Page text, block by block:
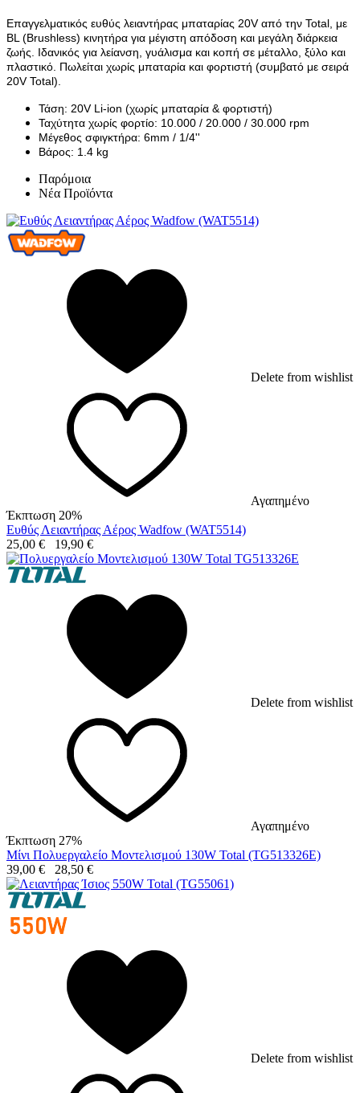
Επαγγελματικός ευθύς λειαντήρας μπαταρίας 20V από την Total, με
BL (Brushless) κινητήρα για μέγιστη απόδοση και μεγάλη διάρκεια
ζωής. Ιδανικός για λείανση, γυάλισμα και κοπή σε μέταλλο, ξύλο και
πλαστικό. Πωλείται χωρίς μπαταρία και φορτιστή (συμβατό με σειρά
20V Total).
Τάση: 20V Li-ion (χωρίς μπαταρία & φορτιστή)
Ταχύτητα χωρίς φορτίο: 10.000 / 20.000 / 30.000 rpm
Μέγεθος σφιγκτήρα: 6mm / 1/4''
Βάρος: 1.4 kg
Παρόμοια
Νέα Προϊόντα
Delete from wishlist
Αγαπημένο
Έκπτωση 20%
Ευθύς Λειαντήρας Αέρος Wadfow (WAT5514)
25,00 € 19,90 €
Delete from wishlist
Αγαπημένο
Έκπτωση 27%
Μίνι Πολυεργαλείο Μοντελισμού 130W Total (TG513326E)
39,00 € 28,50 €
Delete from wishlist